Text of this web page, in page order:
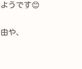
うです😊
や、